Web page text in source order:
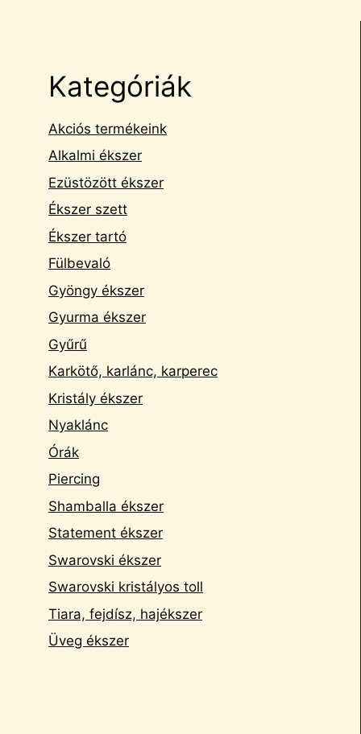
Kategóriák
Akciós termékeink
Alkalmi ékszer
Ezüstözött ékszer
Ékszer szett
Ékszer tartó
Fülbevaló
Gyöngy ékszer
Gyurma ékszer
Gyűrű
Karkötő, karlánc, karperec
Kristály ékszer
Nyaklánc
Órák
Piercing
Shamballa ékszer
Statement ékszer
Swarovski ékszer
Swarovski kristályos toll
Tiara, fejdísz, hajékszer
Üveg ékszer